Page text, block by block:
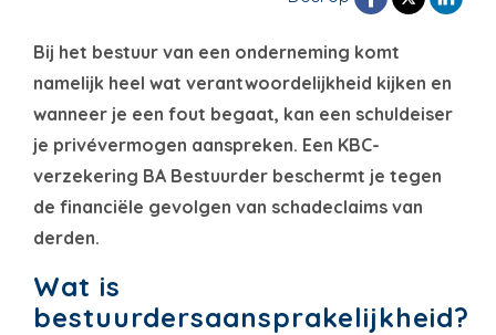
Bij het bestuur van een onderneming komt
namelijk heel wat verantwoordelijkheid kijken en
wanneer je een fout begaat, kan een schuldeiser
je privévermogen aanspreken. Een KBC-
verzekering BA Bestuurder beschermt je tegen
de financiële gevolgen van schadeclaims van
derden.
Wat is
bestuurdersaansprakelijkheid?